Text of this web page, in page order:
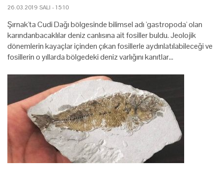
26.03.2019 SALI - 15:10
Şırnak'ta Cudi Dağı bölgesinde bilimsel adı 'gastropoda' olan
karındanbacaklılar deniz canlısına ait fosiller buldu. Jeolojik
dönemlerin kayaçlar içinden çıkan fosillerle aydınlatılabileceği ve
fosillerin o yıllarda bölgedeki deniz varlığını kanıtlar…